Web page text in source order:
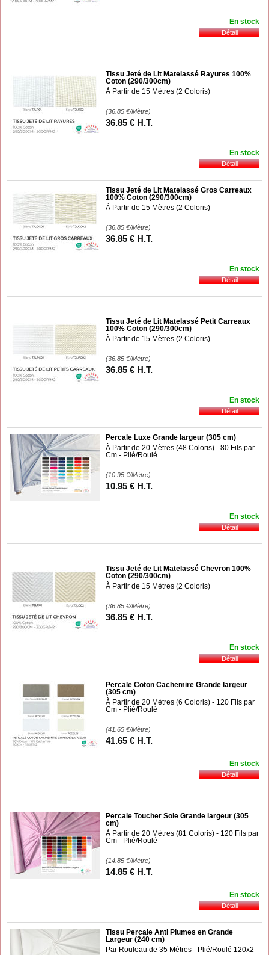
En stock
Tissu Jeté de Lit Matelassé Rayures 100%
Coton (290/300cm)
À Partir de 15 Mètres (2 Coloris)
(36.85 €/Mètre)
36.85 € H.T.
En stock
Tissu Jeté de Lit Matelassé Gros Carreaux
100% Coton (290/300cm)
À Partir de 15 Mètres (2 Coloris)
(36.85 €/Mètre)
36.85 € H.T.
En stock
Tissu Jeté de Lit Matelassé Petit Carreaux
100% Coton (290/300cm)
À Partir de 15 Mètres (2 Coloris)
(36.85 €/Mètre)
36.85 € H.T.
En stock
Percale Luxe Grande largeur (305 cm)
À Partir de 20 Mètres (48 Coloris) - 80 Fils par
Cm - Plié/Roulé
(10.95 €/Mètre)
10.95 € H.T.
En stock
Tissu Jeté de Lit Matelassé Chevron 100%
Coton (290/300cm)
À Partir de 15 Mètres (2 Coloris)
(36.85 €/Mètre)
36.85 € H.T.
En stock
Percale Coton Cachemire Grande largeur
(305 cm)
À Partir de 20 Mètres (6 Coloris) - 120 Fils par
Cm - Plié/Roulé
(41.65 €/Mètre)
41.65 € H.T.
En stock
Percale Toucher Soie Grande largeur (305
cm)
À Partir de 20 Mètres (81 Coloris) - 120 Fils par
Cm - Plié/Roulé
(14.85 €/Mètre)
14.85 € H.T.
En stock
Tissu Percale Anti Plumes en Grande
Largeur (240 cm)
Par Rouleau de 35 Mètres - Plié/Roulé 120x2